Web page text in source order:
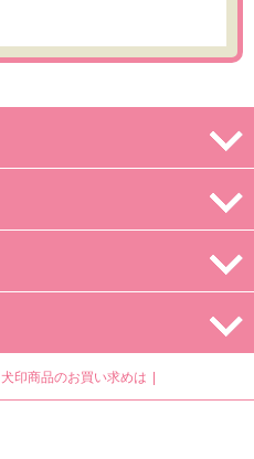
犬印商品のお買い求めは